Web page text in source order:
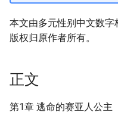
本文由多元性别中文数字
版权归原作者所有。
正文
第1章 逃命的赛亚人公主